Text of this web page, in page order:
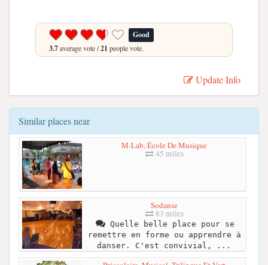
Good
3.7average vote /21 people vote.
Update Info
Similar places near
M-Lab, École De Musique
45 miles
Sodanse
83 miles
Quelle belle place pour se
remettre en forme ou apprendre à
danser. C'est convivial, ...